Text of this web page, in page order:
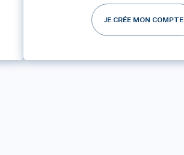
JE CRÉE MON COMPTE